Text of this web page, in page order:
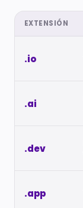
EXTENSIÓN
.io
.ai
.dev
.app